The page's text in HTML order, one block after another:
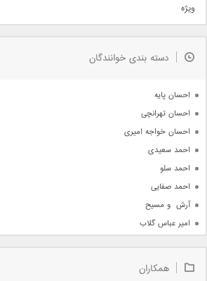
دمو
مذهبی
جدیدترین ها
ویژه
دسته بندی خوانندگان
احسان پایه
احسان تهرانچی
احسان خواجه امیری
احمد سعیدی
احمد سلو
احمد صفایی
آرش  و مسیح
امیر عباس گلاب
امیر علی
همکاران